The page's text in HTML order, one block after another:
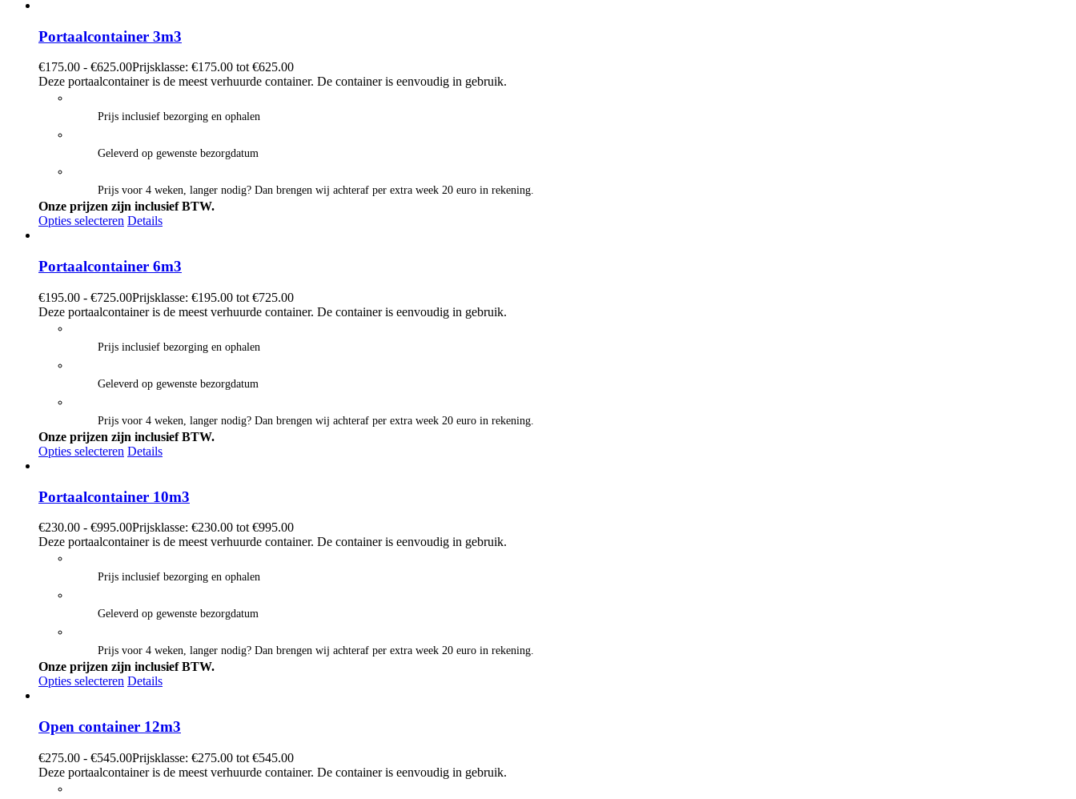
Portaalcontainer 3m3
€175.00 - €625.00Prijsklasse: €175.00 tot €625.00
Deze portaalcontainer is de meest verhuurde container. De container is eenvoudig in gebruik.
Prijs inclusief bezorging en ophalen
Geleverd op gewenste bezorgdatum
Prijs voor 4 weken, langer nodig? Dan brengen wij achteraf per extra week 20 euro in rekening.
Onze prijzen zijn inclusief BTW.
Opties selecteren Details
Portaalcontainer 6m3
€195.00 - €725.00Prijsklasse: €195.00 tot €725.00
Deze portaalcontainer is de meest verhuurde container. De container is eenvoudig in gebruik.
Prijs inclusief bezorging en ophalen
Geleverd op gewenste bezorgdatum
Prijs voor 4 weken, langer nodig? Dan brengen wij achteraf per extra week 20 euro in rekening.
Onze prijzen zijn inclusief BTW.
Opties selecteren Details
Portaalcontainer 10m3
€230.00 - €995.00Prijsklasse: €230.00 tot €995.00
Deze portaalcontainer is de meest verhuurde container. De container is eenvoudig in gebruik.
Prijs inclusief bezorging en ophalen
Geleverd op gewenste bezorgdatum
Prijs voor 4 weken, langer nodig? Dan brengen wij achteraf per extra week 20 euro in rekening.
Onze prijzen zijn inclusief BTW.
Opties selecteren Details
Open container 12m3
€275.00 - €545.00Prijsklasse: €275.00 tot €545.00
Deze portaalcontainer is de meest verhuurde container. De container is eenvoudig in gebruik.